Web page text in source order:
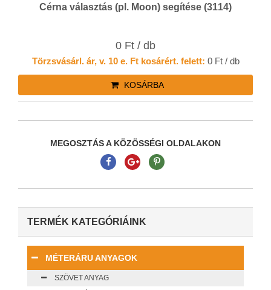
Cérna választás (pl. Moon) segítése (3114)
0 Ft / db
Törzsvásárl. ár, v. 10 e. Ft kosárért. felett: 0 Ft / db
KOSÁRBA
MEGOSZTÁS A KÖZÖSSÉGI OLDALAKON
TERMÉK KATEGÓRIÁINK
MÉTERÁRU ANYAGOK
SZÖVET ANYAG